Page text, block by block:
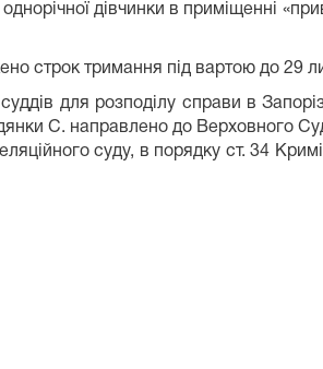
дівчинки в приміщенні
строк тримання під вартою до 29
суддів для розподілу справи в
С. направлено до Верховного
суду, в порядку ст. 34